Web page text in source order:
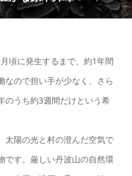
頃に発生するまで、約1年間
なので担い手が少なく、さら
のうち約3週間だけという希
太陽の光と村の澄んだ空気で
です。厳しい丹波山の自然環